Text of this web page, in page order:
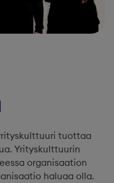
tuottaa
Yrityskulttuurin
organisaation
haluaa olla.